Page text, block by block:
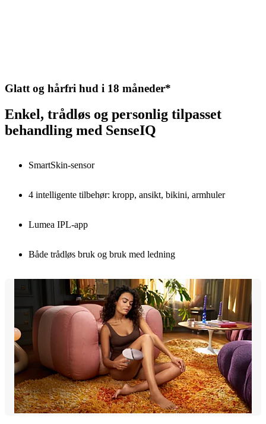
Glatt og hårfri hud i 18 måneder*
Enkel, trådløs og personlig tilpasset
behandling med SenseIQ
SmartSkin-sensor
4 intelligente tilbehør: kropp, ansikt, bikini, armhuler
Lumea IPL-app
Både trådløs bruk og bruk med ledning